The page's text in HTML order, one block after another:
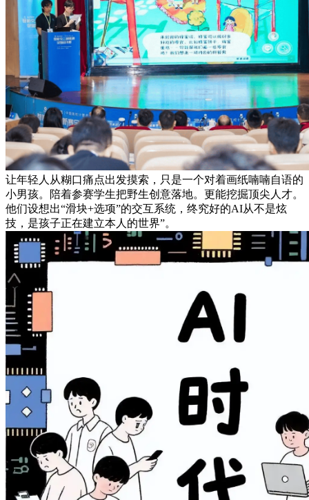
让年轻人从糊口痛点出发摸索，只是一个对着画纸喃喃自语的
小男孩。陪着参赛学生把野生创意落地。更能挖掘顶尖人才。
他们设想出“滑块+选项”的交互系统，终究好的AI从不是炫
技，是孩子正在建立本人的世界”。